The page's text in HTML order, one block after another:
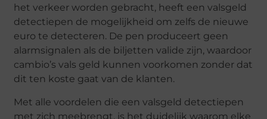
het verkeer worden gebracht, heeft een valsgeld
detectiepen de mogelijkheid om zelfs de nieuwe
euro te detecteren. De pen produceert geen
alarmsignalen als de biljetten valide zijn, waardoor
cambio’s vals geld kunnen voorkomen zonder dat
dit ten koste gaat van de klanten.
Met alle voordelen die een valsgeld detectiepen
met zich meebrengt, is het duidelijk waarom elke